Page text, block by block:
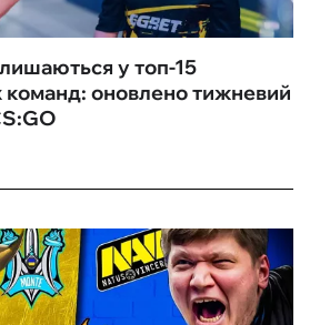
у топ-15
команд: оновлено тижневий